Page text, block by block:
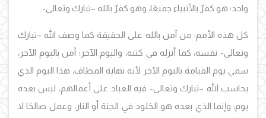
واحد؛ هو كفرٌ بالأنبياء جميعًا، وهو كفرٌ بالله –تبارك وتعالى-.
كل هذه الأمم؛ من آمن بالله على الحقيقة كما وصف الله –تبارك
وتعالى- نفسه، كما أنزله في كتبه، واليوم الآخر؛ آمن باليوم الآخر،
سمي يوم القيامة باليوم الآخر لأنه نهاية المطاف، هذا اليوم الذي
يحاسب الله –تبارك وتعالى- فيه العباد على أعمالهم، ليس بعده
يوم، وإنما الذي بعده هو الخلود في الجنة أو النار، وعمل صالحًا لا